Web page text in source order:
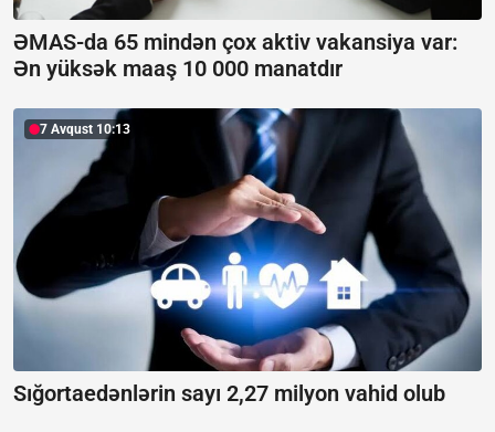
ƏMAS-da 65 mindən çox aktiv vakansiya var:
Ən yüksək maaş 10 000 manatdır
7 Avqust 10:13
Sığortaedənlərin sayı 2,27 milyon vahid olub